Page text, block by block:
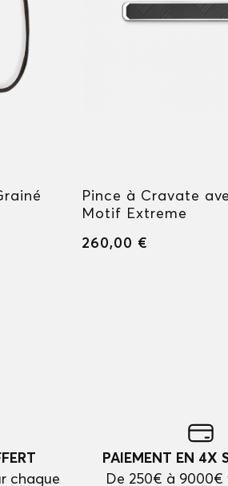
Pince à Cravate
Motif Extreme
260,00 €
chaque
PAIEMENT EN 4X
De 250€ à 9000€